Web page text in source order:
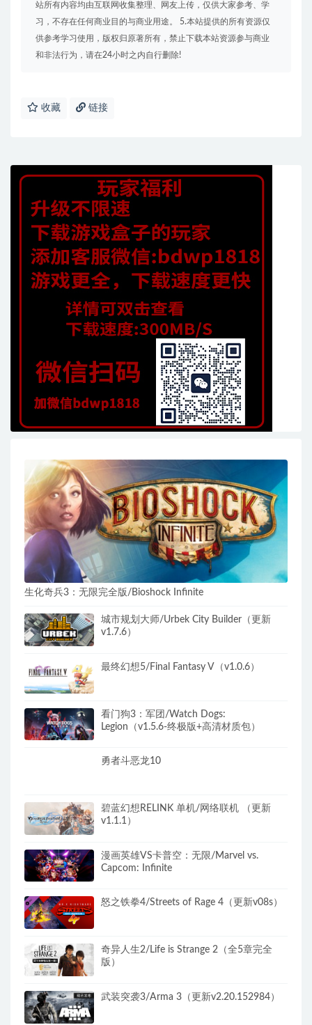
站所有内容均由互联网收集整理、网友上传，仅供大家参考、学
习，不存在任何商业目的与商业用途。 5.本站提供的所有资源仅
供参考学习使用，版权归原著所有，禁止下载本站资源参与商业
和非法行为，请在24小时之内自行删除!
收藏 链接
生化奇兵3：无限完全版/Bioshock Infinite
城市规划大师/Urbek City Builder（更新
v1.7.6）
最终幻想5/Final Fantasy V（v1.0.6）
看门狗3：军团/Watch Dogs:
Legion（v1.5.6-终极版+高清材质包）
勇者斗恶龙10
碧蓝幻想RELINK 单机/网络联机 （更新
v1.1.1）
漫画英雄VS卡普空：无限/Marvel vs.
Capcom: Infinite
怒之铁拳4/Streets of Rage 4（更新v08s）
奇异人生2/Life is Strange 2（全5章完全
版）
武装突袭3/Arma 3（更新v2.20.152984）